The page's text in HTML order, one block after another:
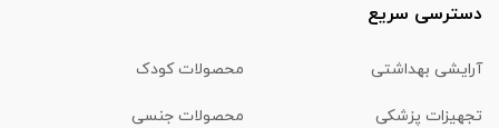
دسترسی سریع
آرایشی بهداشتی محصولات کودک
تجهیزات پزشکی محصولات جنسی